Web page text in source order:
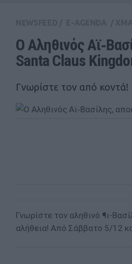
Ο Αληθινός
Santa Claus
Γνωρίστε τον από κοντά!
Γνωρίστε τον αληθινό ¶ι-
αλήθεια! Από Σάββατο 5/12